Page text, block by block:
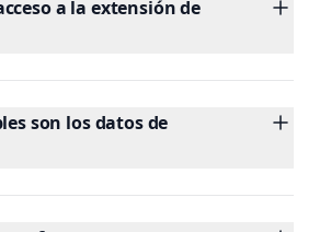
a la extensión de
son los datos de